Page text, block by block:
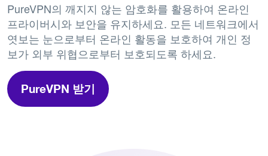
PureVPN의 깨지지 않는 암호화를 활용하여 온라인
프라이버시와 보안을 유지하세요. 모든 네트워크에서
엿보는 눈으로부터 온라인 활동을 보호하여 개인 정
보가 외부 위협으로부터 보호되도록 하세요.
PureVPN 받기